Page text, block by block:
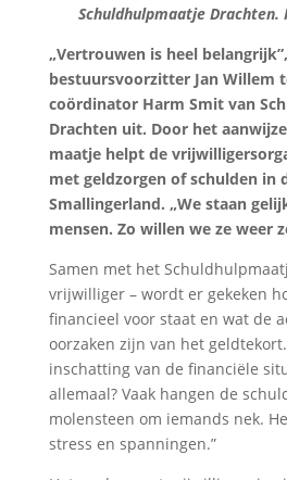
Schuldhulpmaatje Drachten.
„Vertrouwen is heel
bestuursvoorzitter Jan Willem
coördinator Harm Smit van
Drachten uit. Door het
maatje helpt de
met geldzorgen of schulden in
Smallingerland. „We staan
mensen. Zo willen we ze weer
Samen met het
vrijwilliger – wordt er gekeken
financieel voor staat en wat de
oorzaken zijn van het
inschatting van de financiële
allemaal? Vaak hangen de
molensteen om iemands nek.
stress en spanningen.”